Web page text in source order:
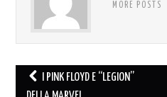
MORE POSTS
Post
I PINK FLOYD E “LEGION”